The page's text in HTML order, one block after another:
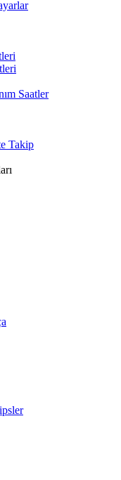
Saatler
Takip